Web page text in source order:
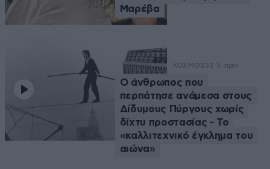
Μαρέβα
ΚΟΣΜΟΣ32 λ. πριν
Ο άνθρωπος που
περπάτησε ανάμεσα στους
Δίδυμους Πύργους χωρίς
δίχτυ προστασίας - Το
«καλλιτεχνικό έγκλημα του
αιώνα»